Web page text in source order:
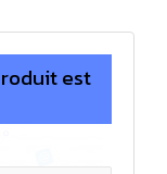
est